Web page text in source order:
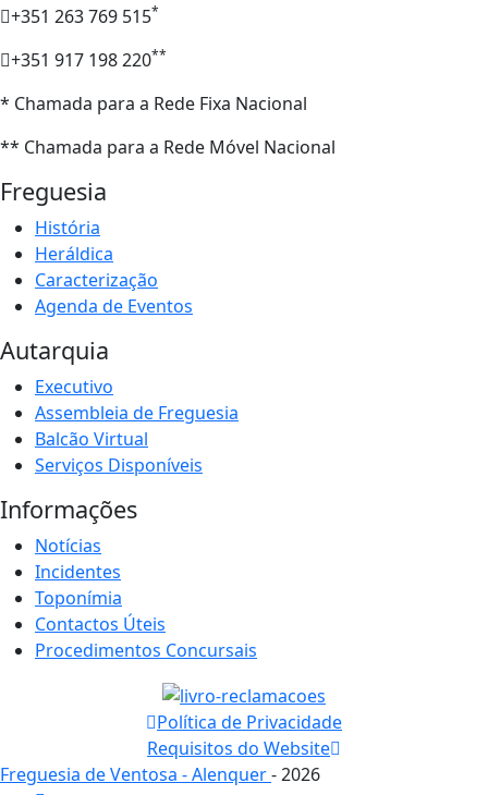
+351 263 769 515*
+351 917 198 220**
* Chamada para a Rede Fixa Nacional
** Chamada para a Rede Móvel Nacional
Freguesia
História
Heráldica
Caracterização
Agenda de Eventos
Autarquia
Executivo
Assembleia de Freguesia
Balcão Virtual
Serviços Disponíveis
Informações
Notícias
Incidentes
Toponímia
Contactos Úteis
Procedimentos Concursais
Política de Privacidade
Requisitos do Website
Freguesia de Ventosa - Alenquer- 2026